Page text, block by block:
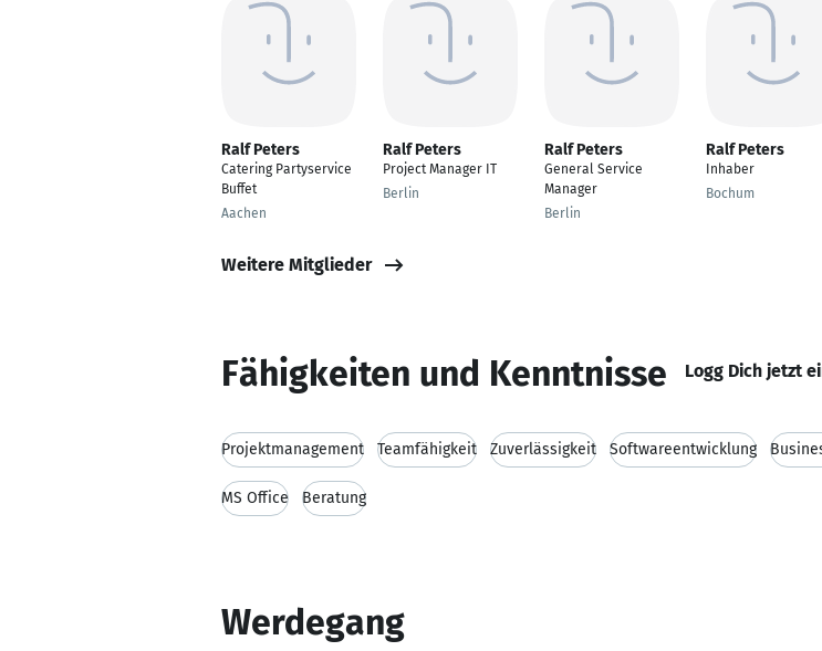
Ralf Peters
Catering Partyservice
Buffet
Aachen
Ralf Peters
Project Manager IT
Berlin
Ralf Peters
General Service
Manager
Berlin
Ralf Peters
Inhaber
Bochum
Weitere Mitglieder
Fähigkeiten und Kenntnisse Logg Dich jetzt
Projektmanagement Teamfähigkeit Zuverlässigkeit Softwareentwicklung
MS Office Beratung
Werdegang